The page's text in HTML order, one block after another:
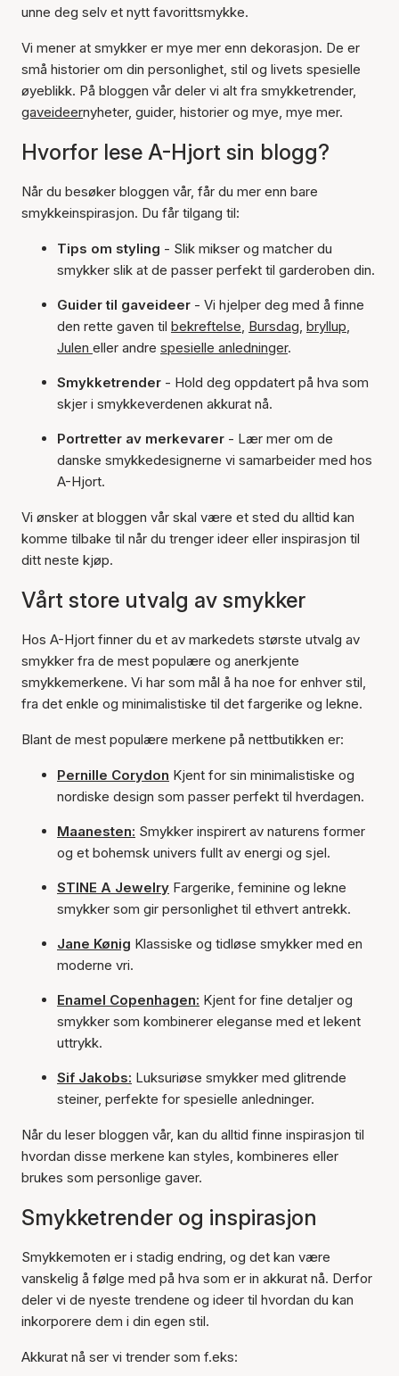
unne deg selv et nytt favorittsmykke.
Vi mener at smykker er mye mer enn dekorasjon. De er
små historier om din personlighet, stil og livets spesielle
øyeblikk. På bloggen vår deler vi alt fra smykketrender,
gaveideernyheter, guider, historier og mye, mye mer.
Hvorfor lese A-Hjort sin blogg?
Når du besøker bloggen vår, får du mer enn bare
smykkeinspirasjon. Du får tilgang til:
Tips om styling - Slik mikser og matcher du
smykker slik at de passer perfekt til garderoben din.
Guider til gaveideer - Vi hjelper deg med å finne
den rette gaven til bekreftelse, Bursdag, bryllup,
Julen eller andre spesielle anledninger.
Smykketrender - Hold deg oppdatert på hva som
skjer i smykkeverdenen akkurat nå.
Portretter av merkevarer - Lær mer om de
danske smykkedesignerne vi samarbeider med hos
A-Hjort.
Vi ønsker at bloggen vår skal være et sted du alltid kan
komme tilbake til når du trenger ideer eller inspirasjon til
ditt neste kjøp.
Vårt store utvalg av smykker
Hos A-Hjort finner du et av markedets største utvalg av
smykker fra de mest populære og anerkjente
smykkemerkene. Vi har som mål å ha noe for enhver stil,
fra det enkle og minimalistiske til det fargerike og lekne.
Blant de mest populære merkene på nettbutikken er:
Pernille Corydon Kjent for sin minimalistiske og
nordiske design som passer perfekt til hverdagen.
Maanesten: Smykker inspirert av naturens former
og et bohemsk univers fullt av energi og sjel.
STINE A Jewelry Fargerike, feminine og lekne
smykker som gir personlighet til ethvert antrekk.
Jane Kønig Klassiske og tidløse smykker med en
moderne vri.
Enamel Copenhagen: Kjent for fine detaljer og
smykker som kombinerer eleganse med et lekent
uttrykk.
Sif Jakobs: Luksuriøse smykker med glitrende
steiner, perfekte for spesielle anledninger.
Når du leser bloggen vår, kan du alltid finne inspirasjon til
hvordan disse merkene kan styles, kombineres eller
brukes som personlige gaver.
Smykketrender og inspirasjon
Smykkemoten er i stadig endring, og det kan være
vanskelig å følge med på hva som er in akkurat nå. Derfor
deler vi de nyeste trendene og ideer til hvordan du kan
inkorporere dem i din egen stil.
Akkurat nå ser vi trender som f.eks: